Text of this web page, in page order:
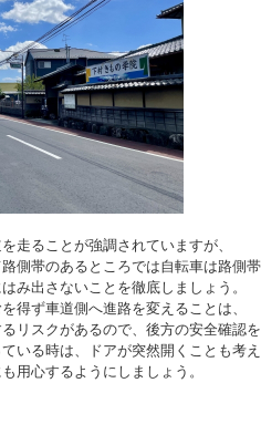
走ることが強調されていますが、
側帯のあるところでは自転車は路側
み出さないことを徹底しましょう。
得ず車道側へ進路を変えることは、
リスクがあるので、後方の安全確認
いる時は、ドアが突然開くことも考
用心するようにしましょう。